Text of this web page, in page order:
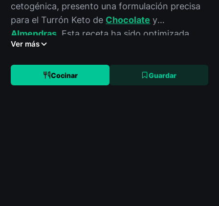
cetogénica, presento una formulación precisa
para el Turrón Keto de Chocolate y
Almendras . Esta receta ha sido optimizada
para ofrecer un perfil macro impecable y una
comprometer los principios de la dieta. La
exactitud en las mediciones y temperaturas es
Ver más
Cocinar Guardar